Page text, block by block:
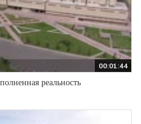
00:01:44
реальность